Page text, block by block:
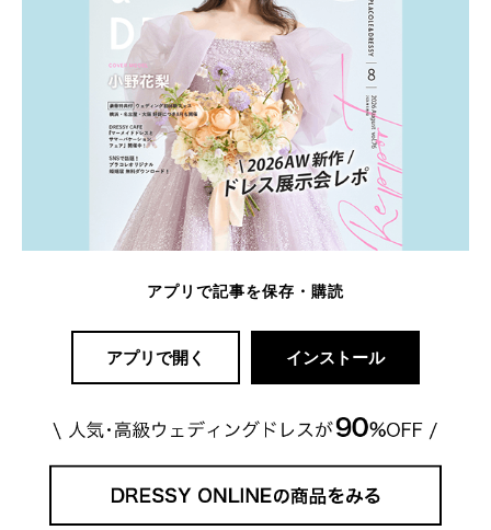
アプリで記事を保存・購読
アプリで開く インストール